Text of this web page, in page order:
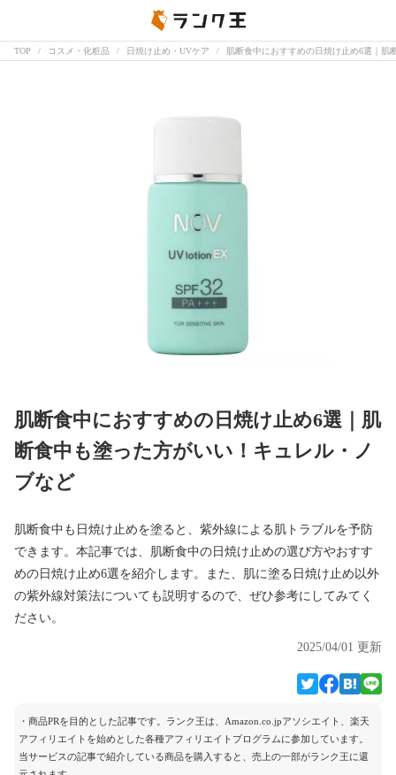
TOP コスメ・化粧品 日焼け止め・UVケア 肌断食中におすすめの日焼け止め6選｜
肌断食中におすすめの日焼け止め6選｜肌
断食中も塗った方がいい！キュレル・ノ
ブなど
肌断食中も日焼け止めを塗ると、紫外線による肌トラブルを予防
できます。本記事では、肌断食中の日焼け止めの選び方やおすす
めの日焼け止め6選を紹介します。また、肌に塗る日焼け止め以外
の紫外線対策法についても説明するので、ぜひ参考にしてみてく
ださい。
2025/04/01 更新
・商品PRを目的とした記事です。ランク王は、Amazon.co.jpアソシエイト、楽天
アフィリエイトを始めとした各種アフィリエイトプログラムに参加しています。
当サービスの記事で紹介している商品を購入すると、売上の一部がランク王に還